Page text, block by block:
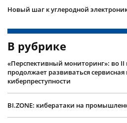
Новый шаг к углеродной
В рубрике
«Перспективный мониторинг»: во II
продолжает развиваться
киберпреступности
BI.ZONE: кибератаки на